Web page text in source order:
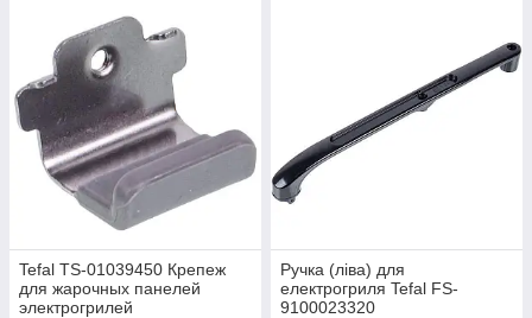
Tefal TS-01039450 Крепеж
для жарочных панелей
электрогрилей
Ручка (ліва) для
електрогриля Tefal FS-
9100023320